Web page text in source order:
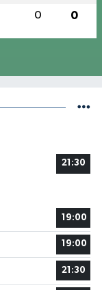
0 0
21:30
19:00
19:00
21:30